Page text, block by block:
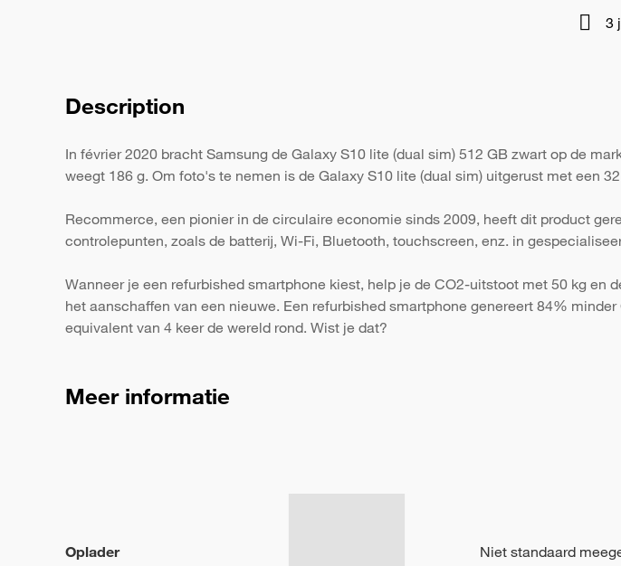
3
Description
In février 2020 bracht Samsung de Galaxy S10 lite (dual sim) 512 GB zwart op de
weegt 186 g. Om foto's te nemen is de Galaxy S10 lite (dual sim) uitgerust met een
Recommerce, een pionier in de circulaire economie sinds 2009, heeft dit product
controlepunten, zoals de batterij, Wi-Fi, Bluetooth, touchscreen, enz. in
Wanneer je een refurbished smartphone kiest, help je de CO2-uitstoot met 50 kg
het aanschaffen van een nieuwe. Een refurbished smartphone genereert 84%
equivalent van 4 keer de wereld rond. Wist je dat?
Meer informatie
Oplader Niet standaard